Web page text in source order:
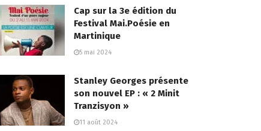
Cap sur la 3e édition du
Festival Mai.Poésie en
Martinique
5 mai 2024
Stanley Georges présente
son nouvel EP : « 2 Minit
Tranzisyon »
11 août 2024